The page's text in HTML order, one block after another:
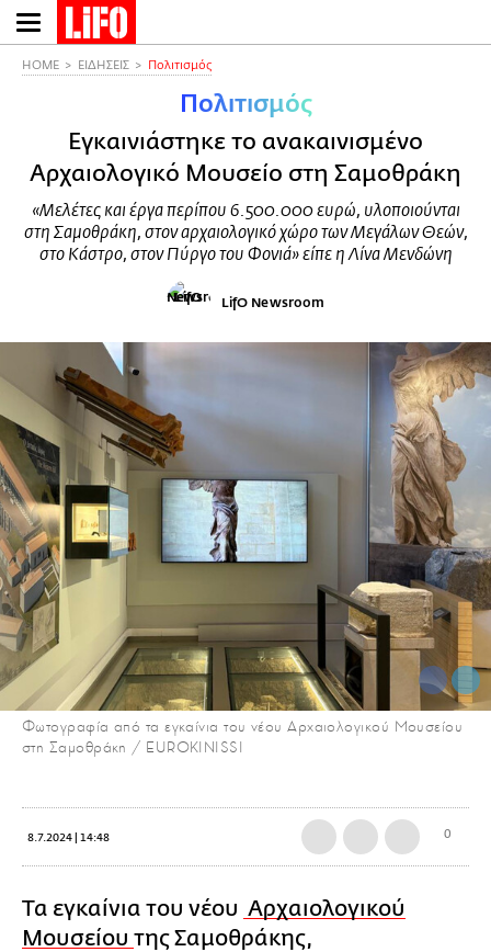
Παράκαμψη
προς
HOME ΕΙΔΗΣΕΙΣ Πολιτισμός
Πολιτισμός
Εγκαινιάστηκε το ανακαινισμένο
Αρχαιολογικό Μουσείο στη Σαμοθράκη
«Μελέτες και έργα περίπου 6.500.000 ευρώ, υλοποιούνται
στη Σαμοθράκη, στον αρχαιολογικό χώρο των Μεγάλων Θεών,
στο Κάστρο, στον Πύργο του Φονιά» είπε η Λίνα Μενδώνη
LifO Newsroom
Φωτογραφία από τα εγκαίνια του νέου Αρχαιολογικού Μουσείου
στη Σαμοθράκη / EUROKINISSI
8.7.2024 | 14:48 0
Τα εγκαίνια του νέου Αρχαιολογικού
Μουσείου της Σαμοθράκης,